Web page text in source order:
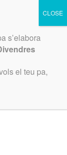
s’elabora
el teu pa,